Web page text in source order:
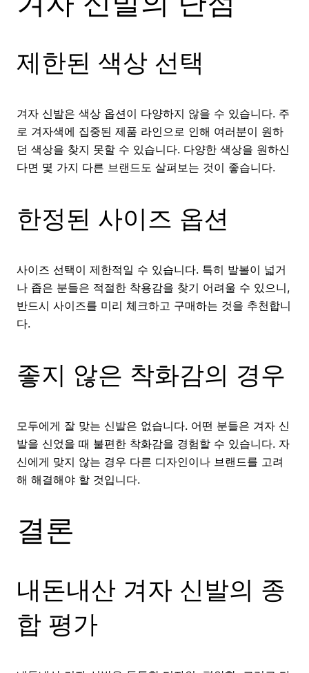
제한된 색상 선택
겨자 신발은 색상 옵션이 다양하지 않을 수 있습니다. 주
로 겨자색에 집중된 제품 라인으로 인해 여러분이 원하
던 색상을 찾지 못할 수 있습니다. 다양한 색상을 원하신
다면 몇 가지 다른 브랜드도 살펴보는 것이 좋습니다.
한정된 사이즈 옵션
사이즈 선택이 제한적일 수 있습니다. 특히 발볼이 넓거
나 좁은 분들은 적절한 착용감을 찾기 어려울 수 있으니,
반드시 사이즈를 미리 체크하고 구매하는 것을 추천합니
다.
좋지 않은 착화감의 경우
모두에게 잘 맞는 신발은 없습니다. 어떤 분들은 겨자 신
발을 신었을 때 불편한 착화감을 경험할 수 있습니다. 자
신에게 맞지 않는 경우 다른 디자인이나 브랜드를 고려
해 해결해야 할 것입니다.
결론
내돈내산 겨자 신발의 종
합 평가